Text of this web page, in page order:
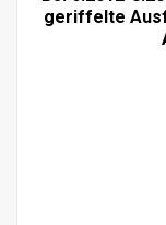
geriffelte